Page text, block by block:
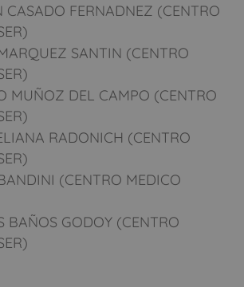
CASADO FERNADNEZ (CENTRO
SANTIN (CENTRO
MUÑOZ DEL CAMPO (CENTRO
RADONICH (CENTRO
(CENTRO MEDICO
BAÑOS GODOY (CENTRO